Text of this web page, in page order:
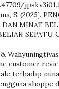
S. (2025).
MINAT
SEPATU
&
customer
terhadap
shoppe